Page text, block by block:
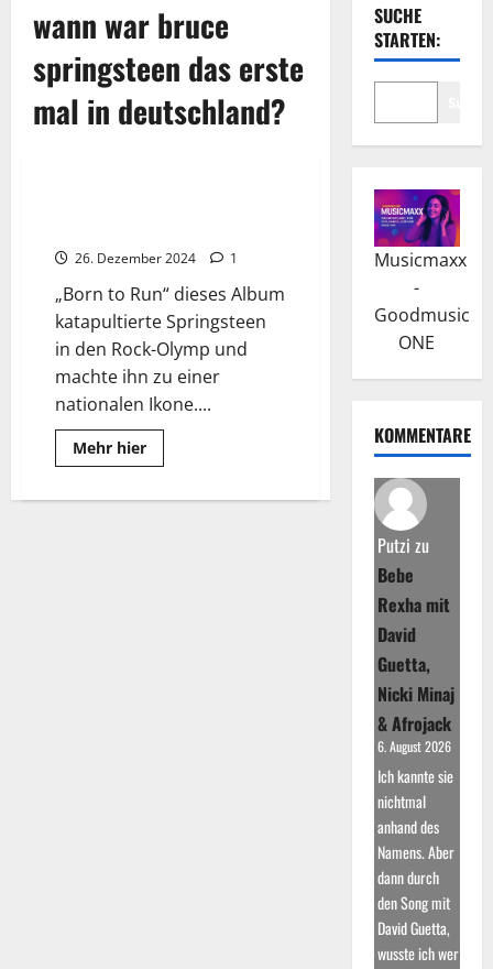
wann war bruce
springsteen das erste
mal in deutschland?
26. Dezember 2024 1
„Born to Run“ dieses Album
katapultierte Springsteen
in den Rock-Olymp und
machte ihn zu einer
nationalen Ikone....
Mehr hierRead
more
Springsteen:
SUCHE
STARTEN:
Musicmaxx
-
Goodmusic
ONE
KOMMENTARE
Putzi zu
Bebe
Rexha mit
David
Guetta,
Nicki Minaj
& Afrojack
6. August 2026
Ich kannte sie
nichtmal
anhand des
Namens. Aber
dann durch
den Song mit
David Guetta,
wusste ich wer